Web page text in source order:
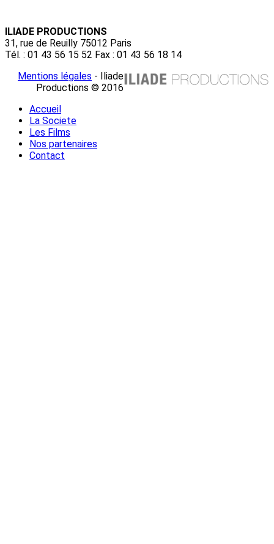
ILIADE PRODUCTIONS
31, rue de Reuilly 75012 Paris
Tél. : 01 43 56 15 52 Fax : 01 43 56 18 14
Mentions légales - Iliade
Productions © 2016
Accueil
La Societe
Les Films
Nos partenaires
Contact